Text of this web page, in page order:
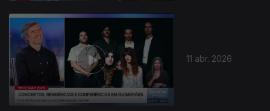
11 abr. 2026